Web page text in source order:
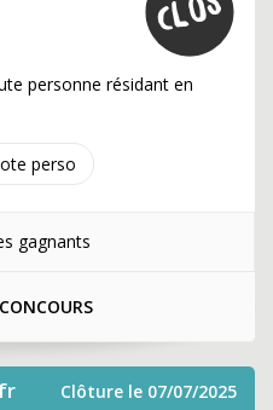
perso
personne résidant en
gagnants
Clôture le 07/07/2025